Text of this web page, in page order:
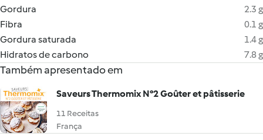
Gordura
2.3 g
Fibra
0.1 g
Gordura saturada
1.4 g
Hidratos de carbono
7.8 g
Também apresentado em
Saveurs Thermomix N°2 Goûter et pâtisserie
11 Receitas
França